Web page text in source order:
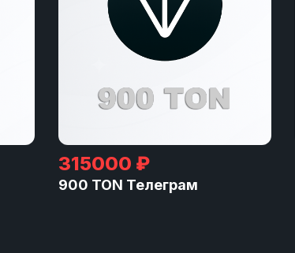
315000 ₽
900 TON Телеграм